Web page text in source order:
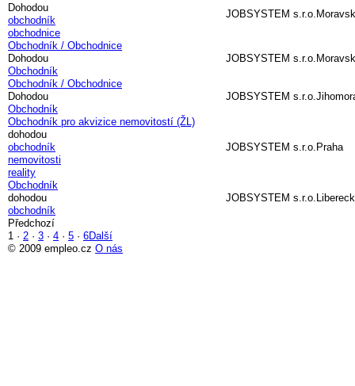
Dohodou
obchodník
obchodnice
JOBSYSTEM s.r.o.
Obchodník / Obchodnice
Dohodou
Obchodník
JOBSYSTEM s.r.o.
Obchodník / Obchodnice
Dohodou
Obchodník
JOBSYSTEM s.r.o.
Obchodník pro akvizice nemovitostí (ŽL)
dohodou
obchodník
nemovitosti
reality
JOBSYSTEM s.r.o. Praha
Obchodník
dohodou
obchodník
JOBSYSTEM s.r.o.
Předchozí
1 · 2 · 3 · 4 · 5 · 6Další
© 2009 empleo.cz O nás